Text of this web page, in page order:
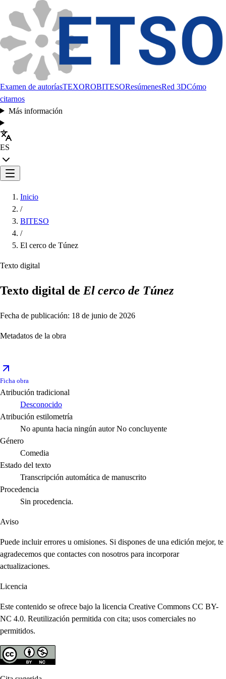
Examen de autoríasTEXOROBITESOResúmenesRed 3DCómo
citarnos
Más información
ES
Inicio
/
BITESO
/
El cerco de Túnez
Texto digital
Texto digital de El cerco de Túnez
Fecha de publicación: 18 de junio de 2026
Metadatos de la obra
Ficha obra
Atribución tradicional
Desconocido
Atribución estilometría
No apunta hacia ningún autor No concluyente
Género
Comedia
Estado del texto
Transcripción automática de manuscrito
Procedencia
Sin procedencia.
Aviso
Puede incluir errores u omisiones. Si dispones de una edición mejor, te
agradecemos que contactes con nosotros para incorporar
actualizaciones.
Licencia
Este contenido se ofrece bajo la licencia Creative Commons CC BY-
NC 4.0. Reutilización permitida con cita; usos comerciales no
permitidos.